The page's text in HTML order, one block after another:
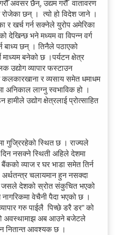
अवसर छैन्, उद्यम गरौँ वातावरण
छन् । त्यो हो विदेश जाने ।
खर्च गर्न सक्नेले युरोप अमेरिका
देखिन्छ भने मध्यम वा विपन्न वर्ग
बाध्य छन् । तिनैले पठाएको
माध्यम बनेको छ ।पर्यटन क्षेत्र
उद्योग व्यापार फस्टाउन
कलकारखाना र व्यसाय समेत धमाधम
अनिकाल लाग्नु स्वभाविक हो ।
उद्योग क्षेत्रलाई प्रोत्साहित
गुज्रिरहेको स्थित छ । राज्यले
नसक्ने स्थिती अहिले देशमा
व्याज र घर भाडा समेत तिर्न
चलायमान हुन नसक्दा
जसले देशको स्रोत संकुचित भएको
वेचैनी पैदा भएको छ ।
गरु पाईलै पिच्छे डरै डर” को
अवस्थामाझ अब आउने बजेटले
नितान्त आवश्यक छ ।